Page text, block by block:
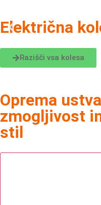
Električna
Razišči vsa kolesa
Oprema
zmogljivost
stil